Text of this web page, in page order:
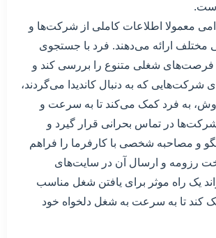
معمولا اطلاعات کاملی از شرکت‌ها و
ارائه می‌دهند. فرد با جستجوی
فرصت‌های شغلی متنوع را بررسی کند و
شرکت‌هایی که به دنبال کاندیدا می‌گردند،
به فرد کمک می‌کند تا به سرعت و
در تماس بحرانی قرار گیرد و
و مصاحبه شخصی با کارفرما را فراهم
رزومه و ارسال آن در سایت‌های
یک راه موثر برای یافتن شغل مناسب
کند تا به سرعت به شغل دلخواه خود